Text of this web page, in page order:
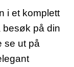
i et komplett
besøk på din
se ut på